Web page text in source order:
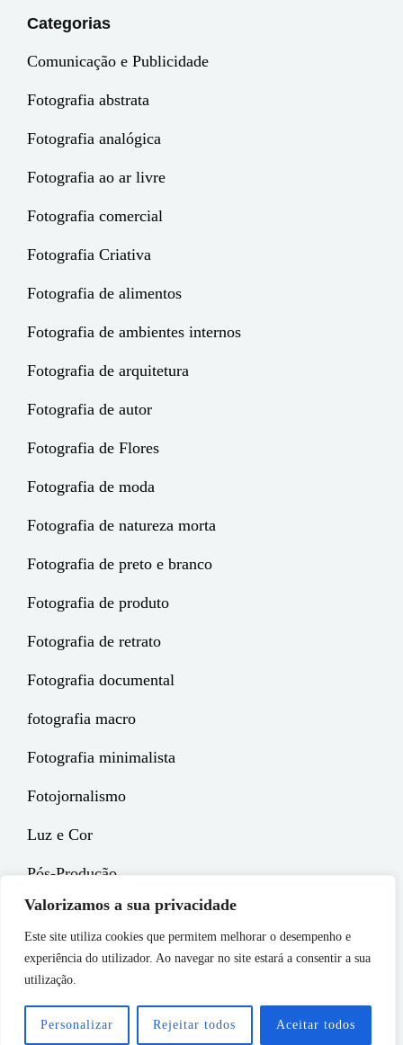
Valorizamos a sua privacidade
Este site utiliza cookies que permitem melhorar o desempenho e
experiência do utilizador. Ao navegar no site estará a consentir a sua
utilização.
Personalizar Rejeitar todos Aceitar todos
Categorias
Comunicação e Publicidade
Fotografia abstrata
Fotografia analógica
Fotografia ao ar livre
Fotografia comercial
Fotografia Criativa
Fotografia de alimentos
Fotografia de ambientes internos
Fotografia de arquitetura
Fotografia de autor
Fotografia de Flores
Fotografia de moda
Fotografia de natureza morta
Fotografia de preto e branco
Fotografia de produto
Fotografia de retrato
Fotografia documental
fotografia macro
Fotografia minimalista
Fotojornalismo
Luz e Cor
Pós-Produção
Copyright © 2026EPGE Magazine. All Rights Reserved.
Política de Privacidade